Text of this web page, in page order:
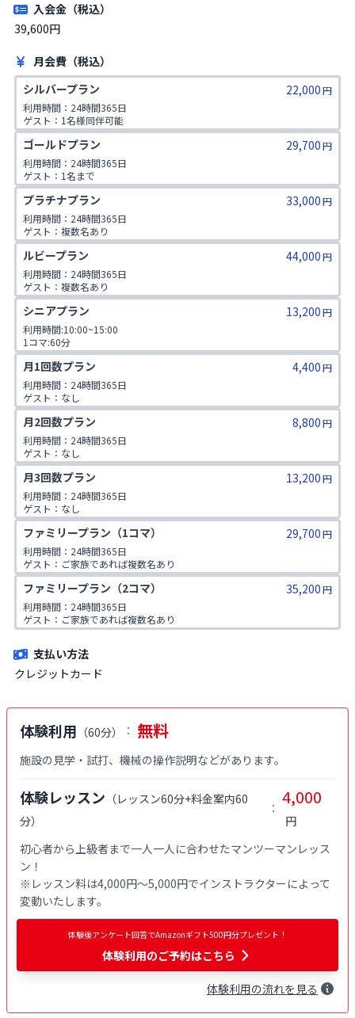
入会金（税込）
39,600円
月会費（税込）
シルバープラン
22,000円
利用時間：24時間365日
ゲスト：1名様同伴可能
ゴールドプラン 29,700円
利用時間：24時間365日
ゲスト：1名まで
1日2コマ予約可
プラチナプラン 33,000円
利用時間：24時間365日
ゲスト：複数名あり
1日2コマ予約可
ルビープラン 44,000円
利用時間：24時間365日
ゲスト：複数名あり
1日3コマ予約可
シニアプラン 13,200円
利用時間:10:00~15:00
1コマ:60分
対象年齢:60歳以上
ゲスト:無し
月1回数プラン 4,400円
利用時間：24時間365日
ゲスト：なし
月2回数プラン 8,800円
利用時間：24時間365日
ゲスト：なし
月3回数プラン 13,200円
利用時間：24時間365日
ゲスト：なし
ファミリープラン（1コマ） 29,700円
利用時間：24時間365日
ゲスト：ご家族であれば複数名あり
※ご入会時にご家族名の登録をお願いしております。二親等までのご家
族が対象です。
ファミリープラン（2コマ） 35,200円
利用時間：24時間365日
ゲスト：ご家族であれば複数名あり
※ご入会時にご家族名の登録をお願いしております。二親等までのご家
支払い方法
クレジットカード
体験利用 （60分） ： 無料
施設の見学・試打、機械の操作説明などがあります。
体験レッスン （レッスン60分+料金案内60
分）
： 4,000
円
初心者から上級者まで一人一人に合わせたマンツーマンレッス
ン！
※レッスン料は4,000円〜5,000円でインストラクターによって
変動いたします。
体験後アンケート回答でAmazonギフト500円分プレゼント！
体験利用のご予約はこちら
体験利用の流れを見る